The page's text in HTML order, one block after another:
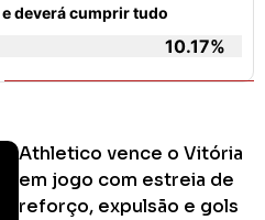
deverá cumprir tudo
10.17%
Athletico vence o Vitória
em jogo com estreia de
reforço, expulsão e gols